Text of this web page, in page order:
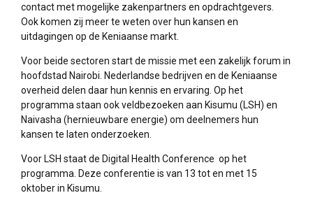
contact met mogelijke zakenpartners en opdrachtgevers.
Ook komen zij meer te weten over hun kansen en
uitdagingen op de Keniaanse markt.
Voor beide sectoren start de missie met een zakelijk forum in
hoofdstad Nairobi. Nederlandse bedrijven en de Keniaanse
overheid delen daar hun kennis en ervaring. Op het
programma staan ook veldbezoeken aan Kisumu (LSH) en
Naivasha (hernieuwbare energie) om deelnemers hun
kansen te laten onderzoeken.
Voor LSH staat de Digital Health Conference op het
programma. Deze conferentie is van 13 tot en met 15
oktober in Kisumu.